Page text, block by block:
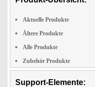
Aktuelle Produkte
Ältere Produkte
Alle Produkte
Zubehör Produkte
Support-Elemente: